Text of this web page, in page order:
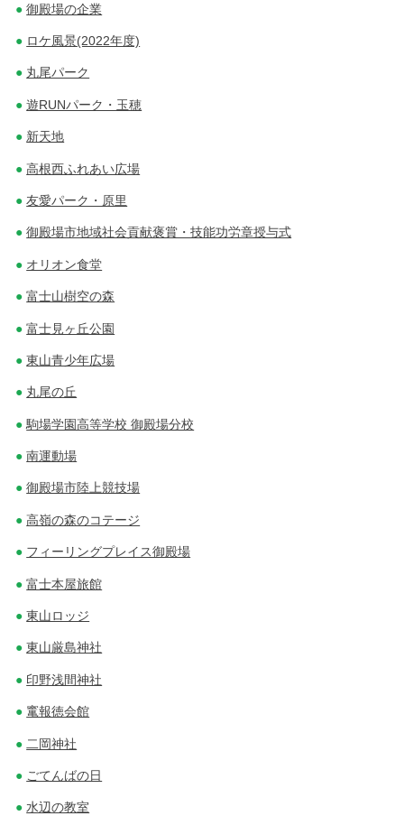
御殿場の企業
ロケ風景(2022年度)
丸尾パーク
遊RUNパーク・玉穂
新天地
高根西ふれあい広場
友愛パーク・原里
御殿場市地域社会貢献褒賞・技能功労章授与式
オリオン食堂
富士山樹空の森
富士見ヶ丘公園
東山青少年広場
丸尾の丘
駒場学園高等学校 御殿場分校
南運動場
御殿場市陸上競技場
高嶺の森のコテージ
フィーリングプレイス御殿場
富士本屋旅館
東山ロッジ
東山厳島神社
印野浅間神社
竃報徳会館
二岡神社
ごてんばの日
水辺の教室